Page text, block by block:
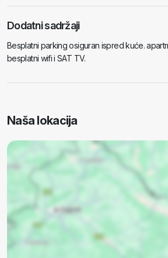
Dodatni sadržaji
Besplatni parking osiguran ispred kuće.
besplatni wifi i SAT TV.
Naša lokacija